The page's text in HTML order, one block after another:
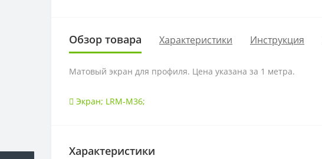
Обзор товара Характеристики Инструкция
Матовый экран для профиля. Цена указана за 1 метра.
Экран; LRM-M36;
Характеристики